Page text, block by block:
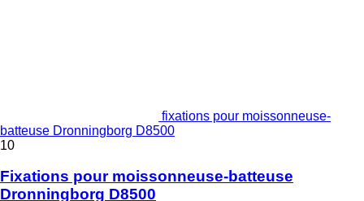
fixations pour moissonneuse-
batteuse Dronningborg D8500
10
Fixations pour moissonneuse-batteuse
Dronningborg D8500